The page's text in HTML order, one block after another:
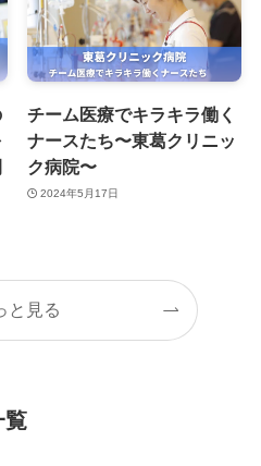
チーム医療でキラキラ働く
ナースたち〜東葛クリニッ
ク病院〜
2024年5月17日
と見る
覧